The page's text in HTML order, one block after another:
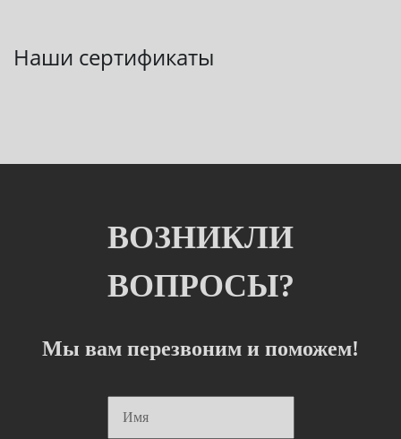
Наши сертификаты
ВОЗНИКЛИ
ВОПРОСЫ?
Мы вам перезвоним и поможем!